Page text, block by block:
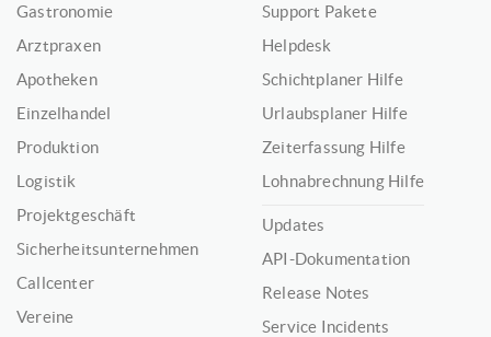
Gastronomie
Arztpraxen
Apotheken
Einzelhandel
Produktion
Logistik
Projektgeschäft
Sicherheitsunternehmen
Callcenter
Vereine
Support Pakete
Helpdesk
Schichtplaner Hilfe
Urlaubsplaner Hilfe
Zeiterfassung Hilfe
Lohnabrechnung Hilfe
Updates
API-Dokumentation
Release Notes
Service Incidents